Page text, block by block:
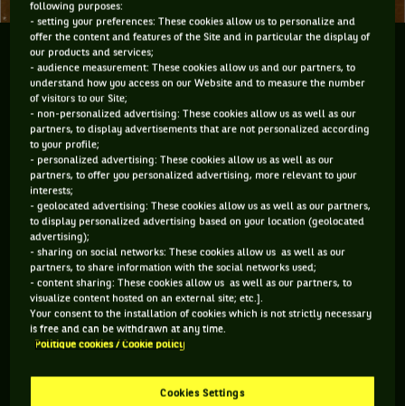
L'ARGENT DES JEUX OLYMPIQUES DE LOS ANGELES
AU BÉNÉFICE DU TENNIS DANS LES QUARTIERS
1984 a vu les États-Unis changer à jamais les Jeux
olympiques. Cette année-là, le pays organise la compétition à
Los Angeles en modifiant fondamentalement son
organisation et sa structuration économique : jadis
largement majoritaires, les financements publics s’effacent
désormais au profit du sponsoring massif d’entreprises
privées. Du pain béni pour le comité d’organisation des Jeux –
qui annonce des bénéfices record de 230 millions de dollars
– et pour son président, Peter Ueberroth, qui empoche un
bonus de 500000 dollars. Plutôt que de flamber son argent à
Vegas, Ueberroth fait don de la somme à la LA84 Foundation,
qui finance des programmes sportifs dans toute la Californie.
Notamment la National Junior Tennis and Learning (NJTL),
following purposes:
- setting your preferences: These cookies allow us to personalize and
offer the content and features of the Site and in particular the display of
our products and services;
- audience measurement: These cookies allow us and our partners, to
understand how you access on our Website and to measure the number
of visitors to our Site;
- non-personalized advertising: These cookies allow us as well as our
partners, to display advertisements that are not personalized according
to your profile;
- personalized advertising: These cookies allow us as well as our
partners, to offer you personalized advertising, more relevant to your
interests;
- geolocated advertising: These cookies allow us as well as our partners,
to display personalized advertising based on your location (geolocated
advertising);
- sharing on social networks: These cookies allow us as well as our
partners, to share information with the social networks used;
- content sharing: These cookies allow us as well as our partners, to
visualize content hosted on an external site; etc.].
Your consent to the installation of cookies which is not strictly necessary
is free and can be withdrawn at any time.
Politique cookies / Cookie policy
Cookies Settings